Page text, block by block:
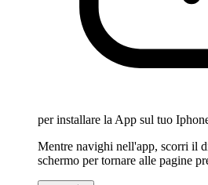
per installare la App sul tuo
Mentre navighi nell'app, scorri il
schermo per tornare alle pagine